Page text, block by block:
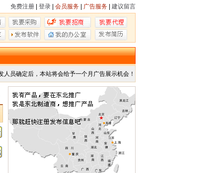
免费注册 登录 会员服务 广告服务 建议留言
员确定后，本站将会给予一个月广告展示机会！